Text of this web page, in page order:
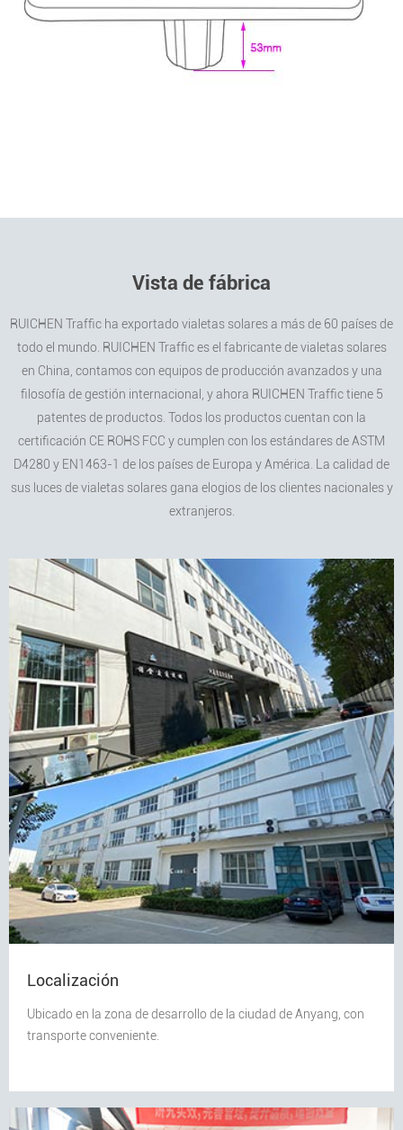
Vista de fábrica
RUICHEN Traffic ha exportado vialetas solares a más de 60 países de
todo el mundo. RUICHEN Traffic es el fabricante de vialetas solares
en China, contamos con equipos de producción avanzados y una
filosofía de gestión internacional, y ahora RUICHEN Traffic tiene 5
patentes de productos. Todos los productos cuentan con la
certificación CE ROHS FCC y cumplen con los estándares de ASTM
D4280 y EN1463-1 de los países de Europa y América. La calidad de
sus luces de vialetas solares gana elogios de los clientes nacionales y
extranjeros.
Localización
Ubicado en la zona de desarrollo de la ciudad de Anyang, con
transporte conveniente.